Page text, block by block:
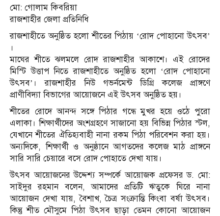
মো: গোলাম কিবরিয়া
রাজশাহীর জেলা প্রতিনিধি
রাজশাহীতে অনুষ্ঠিত হলো শীতের পিঠায় ‘রোদ পোহানো উৎসব’
।
মাঘের শীতে ঝলমলে রোদ রাজশাহীর আকাশে। এই রোদের
মিস্টি উত্তাপ নিতে রাজশাহীতে অনুষ্ঠিত হলো ‘রোদ পোহানো
উৎসব’। রাজশাহীর নিউ গভর্নমেন্ট ডিগ্রি কলেজ প্রাঙ্গণে
প্রাণীবিদ্যা বিভাগের আয়োজনে এই উৎসব অনুষ্ঠিত হয়।
শীতের রোদে আনন্দ সঙ্গে পিঠার গন্ধে মুখর হয়ে ওঠে পুরো
এলাকা। শিক্ষার্থীদের অংশগ্রহণে সাজানো হয় বিভিন্ন পিঠার স্টল,
যেখানে শীতের ঐতিহ্যবাহী নানা রকম পিঠা পরিবেশন করা হয়।
অন্যদিকে, শিক্ষার্থী ও অনুষ্ঠানে আগতদের কলেজ মাঠ প্রাঙ্গনে
সারি সারি চেয়ারে বসে রোদ পোহাতে দেখা যায়।
উৎসব আয়োজনের উদ্দেশ্য সম্পর্কে আয়োজক প্রফেসর ড. মো:
সাইদুর রহমান বলেন, আমাদের প্রতিটি ঋতুকে ঘিরে নানা
আয়োজন দেখা যায়, বৈশাখ, চৈত্র সংক্রান্তি কিংবা বর্ষা উৎসব।
কিন্তু শীত মৌসুমে পিঠা উৎসব ছাড়া তেমন কোনো আয়োজন